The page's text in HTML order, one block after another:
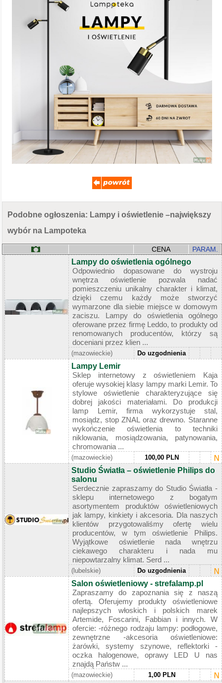
Podobne ogłoszenia: Lampy i oświetlenie –największy
wybór na Lampoteka
CENA PARAM.
Lampy do oświetlenia ogólnego
Odpowiednio dopasowane do wystroju
wnętrza oświetlenie pozwala nadać
pomieszczeniu unikalny charakter i klimat,
dzięki czemu każdy może stworzyć
wymarzone dla siebie miejsce w domowym
zaciszu. Lampy do oświetlenia ogólnego
oferowane przez firmę Leddo, to produkty od
renomowanych producentów, którzy są
doceniani przez klien ...
(mazowieckie) Do uzgodnienia
Lampy Lemir
Sklep internetowy z oświetleniem Kaja
oferuje wysokiej klasy lampy marki Lemir. To
stylowe oświetlenie charakteryzujące się
dobrej jakości materiałami. Do produkcji
lamp Lemir, firma wykorzystuje stal,
mosiądz, stop ZNAL oraz drewno. Staranne
wykończenie oświetlenia to techniki
niklowania, mosiądzowania, patynowania,
chromowania ...
(mazowieckie) 100,00 PLN
Studio Światła – oświetlenie Philips do
salonu
Serdecznie zapraszamy do Studio Światła -
sklepu internetowego z bogatym
asortymentem produktów oświetleniowych
jak lampy, kinkiety i akcesoria. Dla naszych
klientów przygotowaliśmy ofertę wielu
producentów, w tym oświetlenie Philips.
Wyjątkowe oświetlenie nada wnętrzu
ciekawego charakteru i nada mu
niepowtarzalny klimat. Serd ...
(lubelskie) Do uzgodnienia
Salon oświetleniowy - strefalamp.pl
Zapraszamy do zapoznania się z naszą
ofertą. Oferujemy produkty oświetleniowe
najlepszych włoskich i polskich marek
Artemide, Foscarini, Fabbian i innych. W
ofercie: -różnego rodzaju lampy: podłogowe,
zewnętrzne -akcesoria oświetleniowe:
żarówki, systemy szynowe, reflektorki -
oczka halogenowe, oprawy LED U nas
znajdą Państw ...
(mazowieckie) 1,00 PLN